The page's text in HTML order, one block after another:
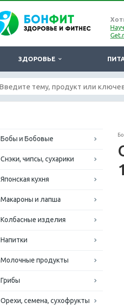
ЗДОРОВЬЕ
Бобы и Бобовые
Снэки, чипсы, сухарики
Японская кухня
Макароны и лапша
Колбасные изделия
Напитки
Молочные продукты
Грибы
Орехи, семена, сухофрукты